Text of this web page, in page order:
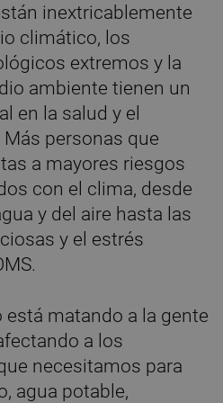
inextricablemente
climático, los
extremos y la
ambiente tienen un
en la salud y el
personas que
a mayores riesgos
con el clima, desde
y del aire hasta las
y el estrés
matando a la gente
a los
necesitamos para
agua potable,